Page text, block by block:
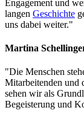
Engagement und
langen Geschichte
uns dabei weiter."
Martina
"Die Menschen
Mitarbeitenden und
sehen wir als
Begeisterung und